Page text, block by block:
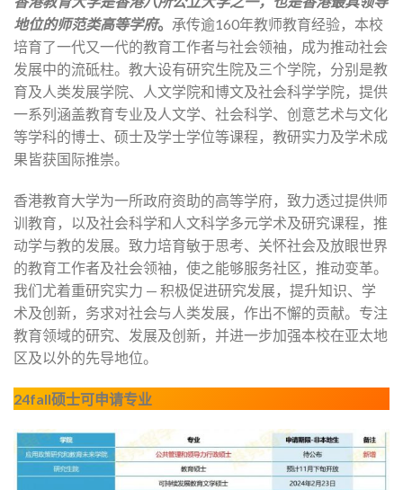
地位的师范类高等学府。 承传逾160年教师教育经验，本校
培育了一代又一代的教育工作者与社会领袖，成为推动社会
发展中的流砥柱。教大设有研究生院及三个学院，分别是教
育及人类发展学院、人文学院和博文及社会科学学院，提供
一系列涵盖教育专业及人文学、社会科学、创意艺术与文化
等学科的博士、硕士及学士学位等课程，教研实力及学术成
果皆获国际推崇。
香港教育大学为一所政府资助的高等学府，致力透过提供师
训教育，以及社会科学和人文科学多元学术及研究课程，推
动学与教的发展。致力培育敏于思考、关怀社会及放眼世界
的教育工作者及社会领袖，使之能够服务社区，推动变革。
我们尤着重研究实力 — 积极促进研究发展，提升知识、学
术及创新，务求对社会与人类发展，作出不懈的贡献。专注
教育领域的研究、发展及创新，并进一步加强本校在亚太地
区及以外的先导地位。
24fall硕士可申请专业